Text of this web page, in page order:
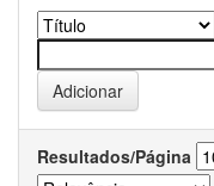
Resultados/Página